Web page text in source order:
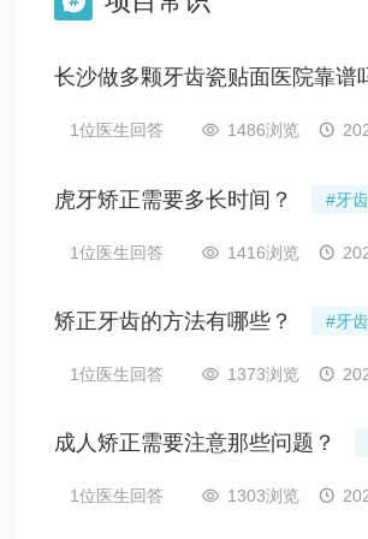
长沙做多颗牙齿瓷贴面医院靠谱
1位医生回答  1486浏览 
虎牙矫正需要多长时间？ #牙
1位医生回答  1416浏览 
矫正牙齿的方法有哪些？ #牙
1位医生回答  1373浏览 
成人矫正需要注意那些问题？
1位医生回答  1303浏览 